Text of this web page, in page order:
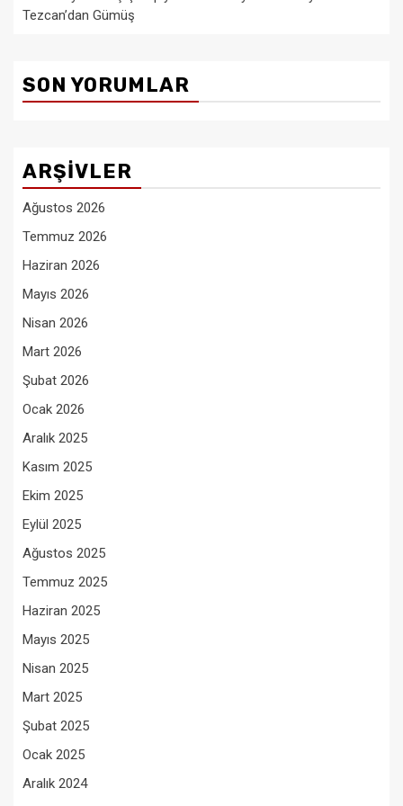
Tezcan’dan Gümüş
SON YORUMLAR
ARŞIVLER
Ağustos 2026
Temmuz 2026
Haziran 2026
Mayıs 2026
Nisan 2026
Mart 2026
Şubat 2026
Ocak 2026
Aralık 2025
Kasım 2025
Ekim 2025
Eylül 2025
Ağustos 2025
Temmuz 2025
Haziran 2025
Mayıs 2025
Nisan 2025
Mart 2025
Şubat 2025
Ocak 2025
Aralık 2024